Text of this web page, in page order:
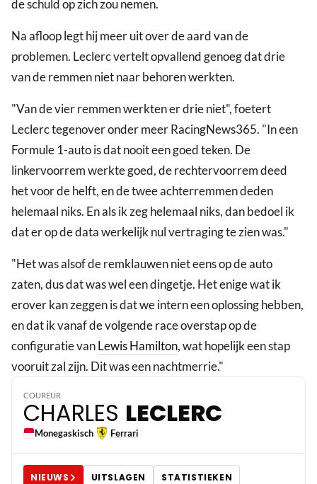
de schuld op zich zou nemen.
Na afloop legt hij meer uit over de aard van de
problemen. Leclerc vertelt opvallend genoeg dat drie
van de remmen niet naar behoren werkten.
"Van de vier remmen werkten er drie niet", foetert
Leclerc tegenover onder meer RacingNews365. "In een
Formule 1-auto is dat nooit een goed teken. De
linkervoorrem werkte goed, de rechtervoorrem deed
het voor de helft, en de twee achterremmen deden
helemaal niks. En als ik zeg helemaal niks, dan bedoel ik
dat er op de data werkelijk nul vertraging te zien was."
"Het was alsof de remklauwen niet eens op de auto
zaten, dus dat was wel een dingetje. Het enige wat ik
erover kan zeggen is dat we intern een oplossing hebben,
en dat ik vanaf de volgende race overstap op de
configuratie vanLewis Hamilton, wat hopelijk een stap
vooruit zal zijn. Dit was een nachtmerrie."
COUREUR
CHARLES LECLERC
Monegaskisch Ferrari 16
NIEUWS UITSLAGEN STATISTIEKEN